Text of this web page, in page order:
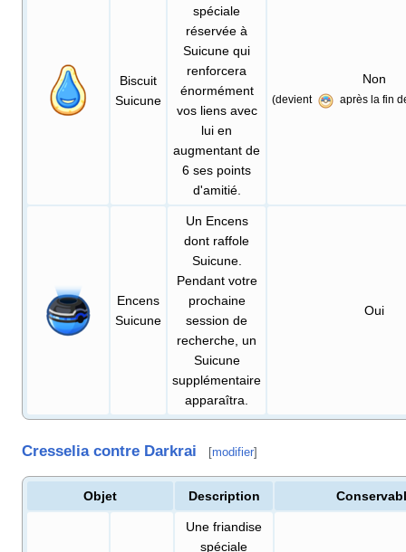
Biscuit
Suicune
spéciale
réservée à
Suicune qui
renforcera
énormément
vos liens avec
lui en
augmentant de
6 ses points
d'amitié.
Non
(devient après la fin
Encens
Suicune
Un Encens
dont raffole
Suicune.
Pendant votre
prochaine
session de
recherche, un
Suicune
supplémentaire
apparaîtra.
Oui
Cresselia contre Darkrai [modifier]
Objet Description
Une friandise
spéciale